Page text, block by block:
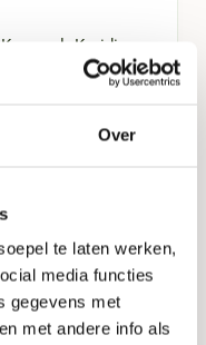
Over
te laten werken,
media functies
gegevens met
met andere info als
Karamel Kruidig